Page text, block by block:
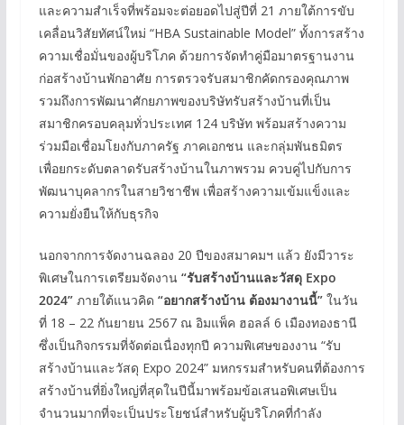
และความสำเร็จที่พร้อมจะต่อยอดไปสู่ปีที่ 21 ภายใต้การขับ
เคลื่อนวิสัยทัศน์ใหม่ “HBA Sustainable Model” ทั้งการสร้าง
ความเชื่อมั่นของผู้บริโภค ด้วยการจัดทำคู่มือมาตรฐานงาน
ก่อสร้างบ้านพักอาศัย การตรวจรับสมาชิกคัดกรองคุณภาพ
รวมถึงการพัฒนาศักยภาพของบริษัทรับสร้างบ้านที่เป็น
สมาชิกครอบคลุมทั่วประเทศ 124 บริษัท พร้อมสร้างความ
ร่วมมือเชื่อมโยงกับภาครัฐ ภาคเอกชน และกลุ่มพันธมิตร
เพื่อยกระดับตลาดรับสร้างบ้านในภาพรวม ควบคู่ไปกับการ
พัฒนาบุคลากรในสายวิชาชีพ เพื่อสร้างความเข้มแข็งและ
ความยั่งยืนให้กับธุรกิจ
นอกจากการจัดงานฉลอง 20 ปีของสมาคมฯ แล้ว ยังมีวาระ
พิเศษในการเตรียมจัดงาน“รับสร้างบ้านและวัสดุ Expo
2024” ภายใต้แนวคิด “อยากสร้างบ้าน ต้องมางานนี้”ในวัน
ที่ 18 – 22 กันยายน 2567 ณ อิมแพ็ค ฮอลล์ 6 เมืองทองธานี
ซึ่งเป็นกิจกรรมที่จัดต่อเนื่องทุกปี ความพิเศษของงาน “รับ
สร้างบ้านและวัสดุ Expo 2024” มหกรรมสำหรับคนที่ต้องการ
สร้างบ้านที่ยิ่งใหญ่ที่สุดในปีนี้มาพร้อมข้อเสนอพิเศษเป็น
จำนวนมากที่จะเป็นประโยชน์สำหรับผู้บริโภคที่กำลัง